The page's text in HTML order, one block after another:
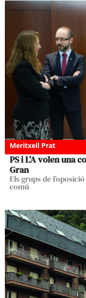
Meritxell Prat
PS i L’A volen una
Gran
Els grups de
comú